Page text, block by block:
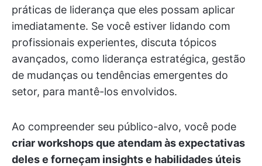
práticas de liderança que eles possam aplicar
imediatamente. Se você estiver lidando com
profissionais experientes, discuta tópicos
avançados, como liderança estratégica, gestão
de mudanças ou tendências emergentes do
setor, para mantê-los envolvidos.
Ao compreender seu público-alvo, você pode
criar workshops que atendam às expectativas
deles e forneçam insights e habilidades úteis